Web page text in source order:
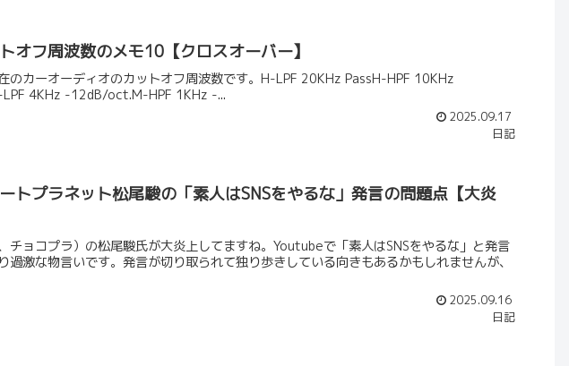
オフ周波数のメモ10【クロスオーバー】
のカーオーディオのカットオフ周波数です。H-LPF 20KHz PassH-HPF 10KHz
4KHz -12dB/oct.M-HPF 1KHz -...
2025.09.17
日記
トプラネット松尾駿の「素人はSNSをやるな」発言の問題点【大炎
チョコプラ）の松尾駿氏が大炎上してますね。Youtubeで「素人はSNSをやるな」と発言
過激な物言いです。発言が切り取られて独り歩きしている向きもあるかもしれませんが、
2025.09.16
日記